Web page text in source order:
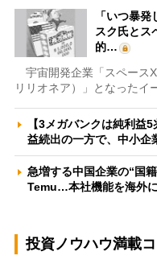
「いつ暴
スク氏とス
的…
宇宙開発企業「スペース
リリオネア）」となったイ
【3メガバンクは純利益
益続出の一方で、中小
急増する中国企業の“国
Temu…本社機能を海外
投資ノウハウ満載